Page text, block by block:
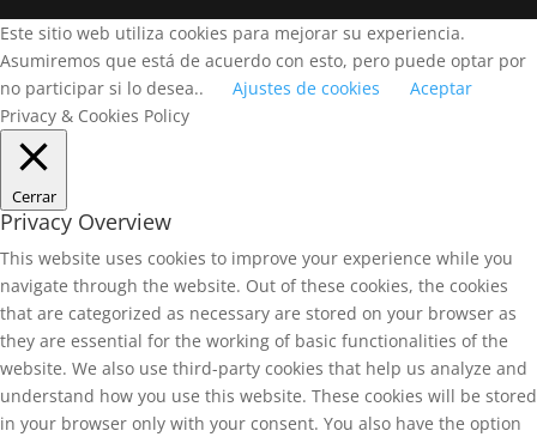
Este sitio web utiliza cookies para mejorar su experiencia.
Asumiremos que está de acuerdo con esto, pero puede optar por
no participar si lo desea..
Ajustes de cookies
Aceptar
Privacy & Cookies Policy
Cerrar
Privacy Overview
This website uses cookies to improve your experience while you
navigate through the website. Out of these cookies, the cookies
that are categorized as necessary are stored on your browser as
they are essential for the working of basic functionalities of the
website. We also use third-party cookies that help us analyze and
understand how you use this website. These cookies will be stored
in your browser only with your consent. You also have the option